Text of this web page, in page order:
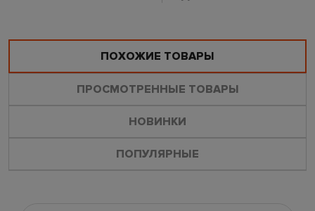
ПОХОЖИЕ ТОВАРЫ
ПРОСМОТРЕННЫЕ ТОВАРЫ
НОВИНКИ
ПОПУЛЯРНЫЕ